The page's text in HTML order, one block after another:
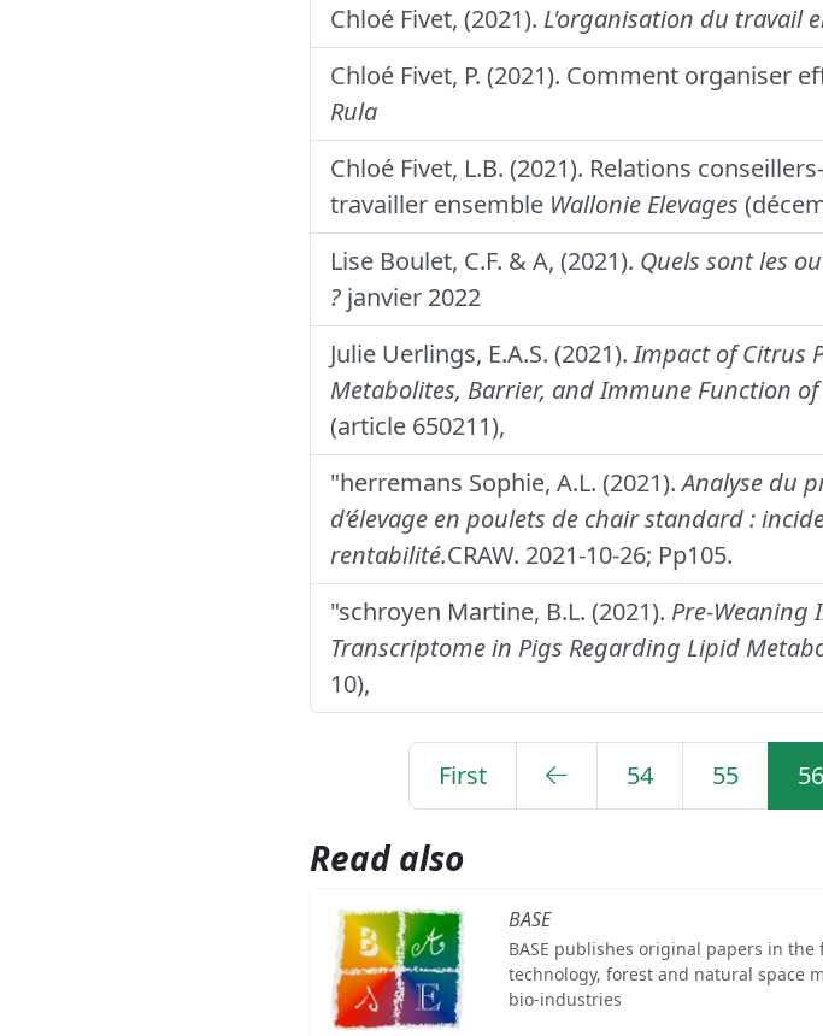
Chloé Fivet, (2021). L'organisation du travail
Chloé Fivet, P. (2021). Comment organiser
Rula
Chloé Fivet, L.B. (2021). Relations
travailler ensemble Wallonie Elevages
Lise Boulet, C.F. & A, (2021). Quels sont les
?janvier 2022
Julie Uerlings, E.A.S. (2021).Impact of Citrus
Metabolites, Barrier, and Immune Function of
(article 650211),
"herremans Sophie, A.L. (2021).Analyse du
d’élevage en poulets de chair standard :
rentabilité.CRAW. 2021-10-26; Pp105.
"schroyen Martine, B.L. (2021). Pre-Weaning
Transcriptome in Pigs Regarding Lipid
10),
First 54 55 56
Read also
BASE
BASE publishes original papers in
technology, forest and natural space
bio-industries